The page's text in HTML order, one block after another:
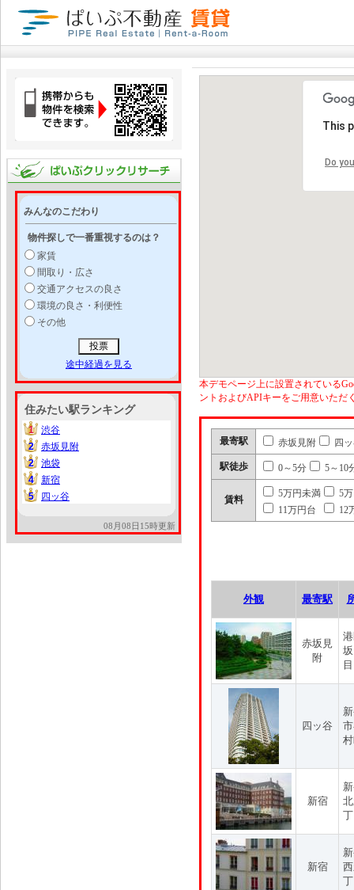
みんなのこだわり
物件探しで一番重視するのは？
家賃
間取り・広さ
交通アクセスの良さ
環境の良さ・利便性
その他
途中経過を見る
住みたい駅ランキング
1
1
渋谷
2
2
赤坂見附
2
2
池袋
4
4
新宿
5
5 四ッ谷
08月08日15時更新
This
Do
本デモページ上に設置されている
ントおよびAPIキーをご用意いただ
最寄駅 赤坂見附 四
駅徒歩 0～5分 5～10
賃料
5万円未満
5
11万円台
12
外観 最寄駅
赤坂見
附
目
四ッ谷
新宿
新宿